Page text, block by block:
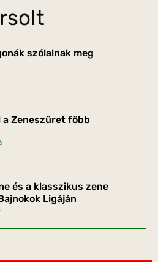
szólalnak meg
a Zeneszüret főbb
és a klasszikus zene
Ligáján